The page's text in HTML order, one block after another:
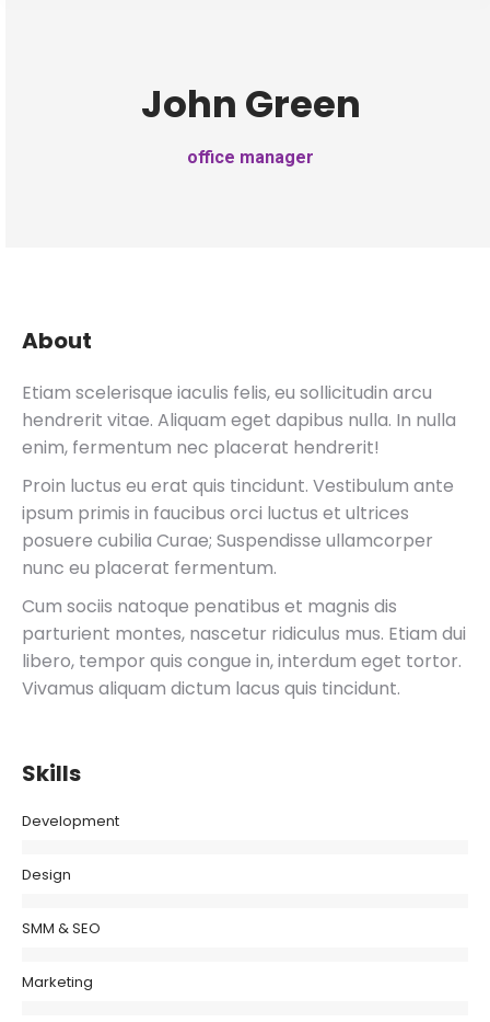
John Green
office manager
About
Etiam scelerisque iaculis felis, eu sollicitudin arcu
hendrerit vitae. Aliquam eget dapibus nulla. In nulla
enim, fermentum nec placerat hendrerit!
Proin luctus eu erat quis tincidunt. Vestibulum ante
ipsum primis in faucibus orci luctus et ultrices
posuere cubilia Curae; Suspendisse ullamcorper
nunc eu placerat fermentum.
Cum sociis natoque penatibus et magnis dis
parturient montes, nascetur ridiculus mus. Etiam dui
libero, tempor quis congue in, interdum eget tortor.
Vivamus aliquam dictum lacus quis tincidunt.
Skills
Development
Design
SMM & SEO
Marketing